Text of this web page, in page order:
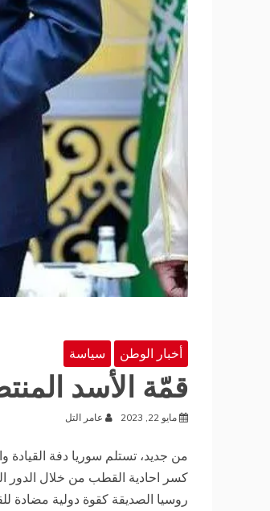
أخبار الوطن سياسة
قمّة الأسد
مايو 22, 2023 عامر التل
من جديد، تستلم سوريا دفة القيادة
كسر احادية القطب من خلال الدور
روسيا الصديقة كقوة دولية مضادة